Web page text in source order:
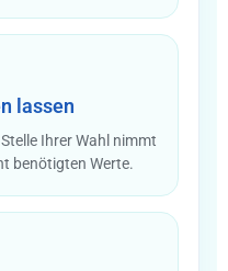
lassen
Ihrer Wahl nimmt
benötigten Werte.